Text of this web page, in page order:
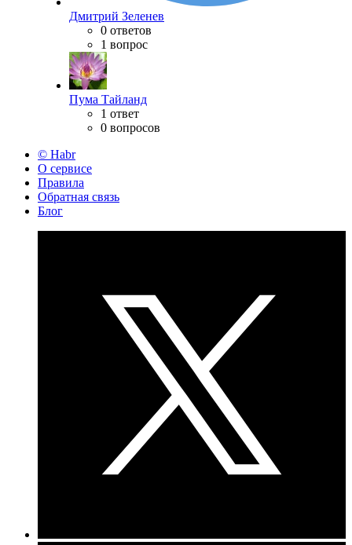
Дмитрий Зеленев
0 ответов
1 вопрос
Пума Тайланд
1 ответ
0 вопросов
© Habr
О сервисе
Правила
Обратная связь
Блог